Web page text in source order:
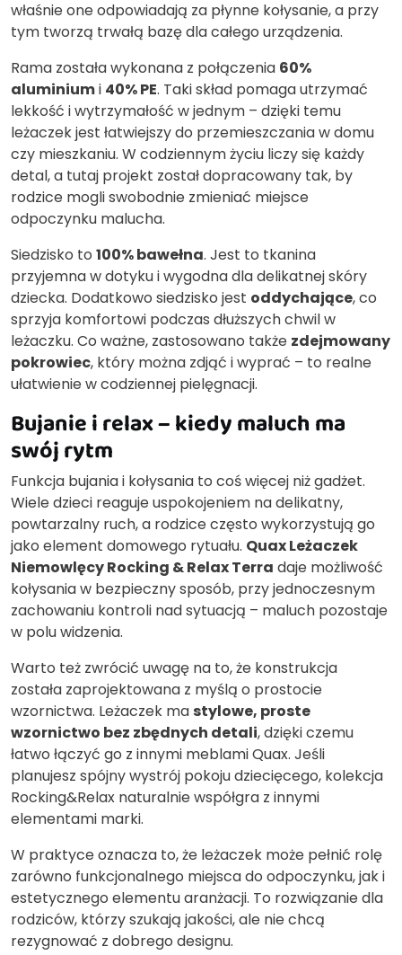
właśnie one odpowiadają za płynne kołysanie, a przy
tym tworzą trwałą bazę dla całego urządzenia.
Rama została wykonana z połączenia 60%
aluminiumi 40% PE. Taki skład pomaga utrzymać
lekkość i wytrzymałość w jednym – dzięki temu
leżaczek jest łatwiejszy do przemieszczania w domu
czy mieszkaniu. W codziennym życiu liczy się każdy
detal, a tutaj projekt został dopracowany tak, by
rodzice mogli swobodnie zmieniać miejsce
odpoczynku malucha.
Siedzisko to 100% bawełna. Jest to tkanina
przyjemna w dotyku i wygodna dla delikatnej skóry
dziecka. Dodatkowo siedzisko jest oddychające, co
sprzyja komfortowi podczas dłuższych chwil w
leżaczku. Co ważne, zastosowano także zdejmowany
pokrowiec, który można zdjąć i wyprać – to realne
ułatwienie w codziennej pielęgnacji.
Bujanie i relax – kiedy maluch ma
swój rytm
Funkcja bujania i kołysania to coś więcej niż gadżet.
Wiele dzieci reaguje uspokojeniem na delikatny,
powtarzalny ruch, a rodzice często wykorzystują go
jako element domowego rytuału. Quax Leżaczek
Niemowlęcy Rocking & Relax Terra daje możliwość
kołysania w bezpieczny sposób, przy jednoczesnym
zachowaniu kontroli nad sytuacją – maluch pozostaje
w polu widzenia.
Warto też zwrócić uwagę na to, że konstrukcja
została zaprojektowana z myślą o prostocie
wzornictwa. Leżaczek ma stylowe, proste
wzornictwo bez zbędnych detali, dzięki czemu
łatwo łączyć go z innymi meblami Quax. Jeśli
planujesz spójny wystrój pokoju dziecięcego, kolekcja
Rocking&Relax naturalnie współgra z innymi
elementami marki.
W praktyce oznacza to, że leżaczek może pełnić rolę
zarówno funkcjonalnego miejsca do odpoczynku, jak i
estetycznego elementu aranżacji. To rozwiązanie dla
rodziców, którzy szukają jakości, ale nie chcą
rezygnować z dobrego designu.